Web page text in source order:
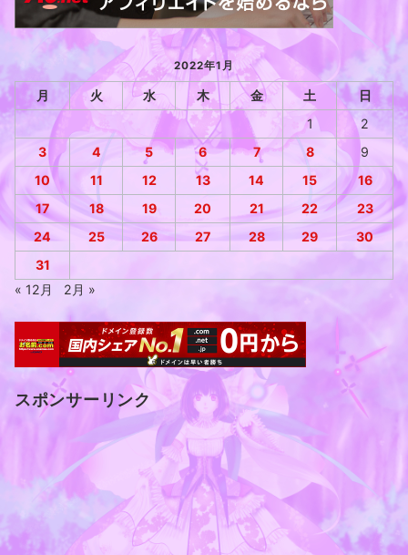
2022年1月
月 火 水 木 金 土
日
1
2
3
4 5 6 7 8
9
10
11 12 13 14 15
16
17
18 19 20 21 22
23
24
25 26 27 28 29
30
31
« 12月
2月 »
スポンサーリンク